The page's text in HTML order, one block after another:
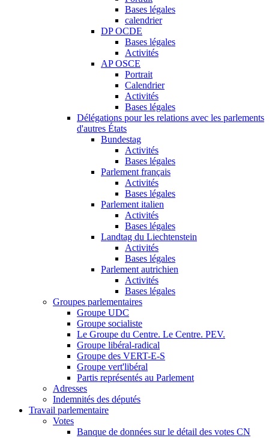
Bases légales
calendrier
DP OCDE
Bases légales
Activités
AP OSCE
Portrait
Calendrier
Activités
Bases légales
Délégations pour les relations avec les parlements
d'autres États
Bundestag
Activités
Bases légales
Parlement français
Activités
Bases légales
Parlement italien
Activités
Bases légales
Landtag du Liechtenstein
Activités
Bases légales
Parlement autrichien
Activités
Bases légales
Groupes parlementaires
Groupe UDC
Groupe socialiste
Le Groupe du Centre. Le Centre. PEV.
Groupe libéral-radical
Groupe des VERT-E-S
Groupe vert'libéral
Partis représentés au Parlement
Adresses
Indemnités des députés
Travail parlementaire
Votes
Banque de données sur le détail des votes CN